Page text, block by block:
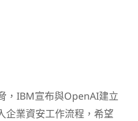
，IBM宣布與OpenAI建立
企業資安工作流程，希望